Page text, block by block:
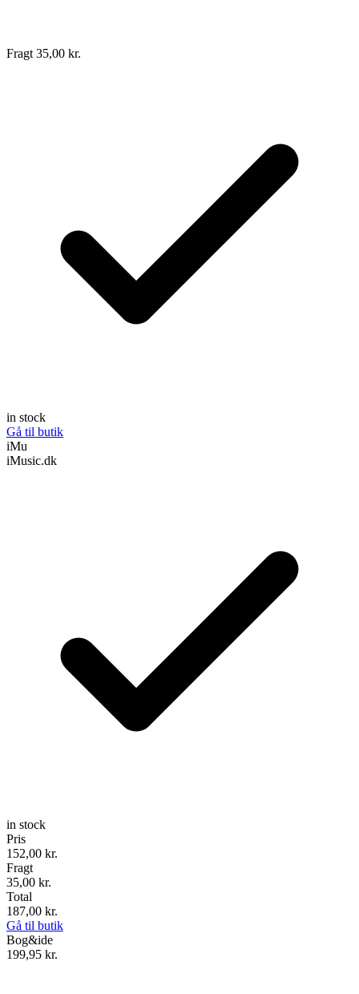
Fragt 35,00 kr.
in stock
Gå til butik
iMu
iMusic.dk
in stock
Pris
152,00 kr.
Fragt
35,00 kr.
Total
187,00 kr.
Gå til butik
Bog&ide
199,95 kr.